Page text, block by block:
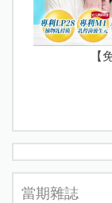
【
當期雜誌